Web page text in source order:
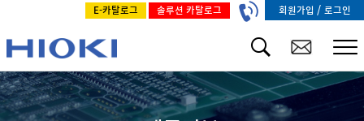
E-카탈로그 솔루션 카탈로그 회원가입 / 로그인